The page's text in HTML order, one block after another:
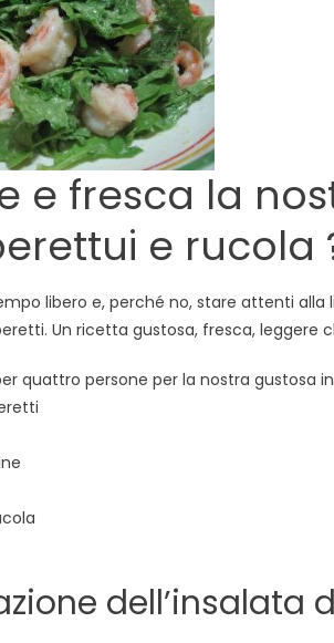
e fresca la
e rucola
libero e, perché no, stare attenti
Un ricetta gustosa, fresca, leggere
quattro persone per la nostra gustosa
dell’insalata